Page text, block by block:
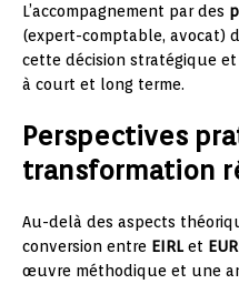
L’accompagnement par des
(expert-comptable, avocat)
cette décision stratégique
à court et long terme.
Perspectives
transformation
Au-delà des aspects
conversion entre EIRL et
œuvre méthodique et une